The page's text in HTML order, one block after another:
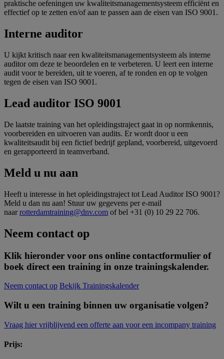
praktische oefeningen uw kwaliteitsmanagementsysteem efficiënt en
effectief op te zetten en/of aan te passen aan de eisen van ISO 9001.
Interne auditor
U kijkt kritisch naar een kwaliteitsmanagementsysteem als interne
auditor om deze te beoordelen en te verbeteren. U leert een interne
audit voor te bereiden, uit te voeren, af te ronden en op te volgen
tegen de eisen van ISO 9001.
Lead auditor ISO 9001
De laatste training van het opleidingstraject gaat in op normkennis,
voorbereiden en uitvoeren van audits. Er wordt door u een
kwaliteitsaudit bij een fictief bedrijf gepland, voorbereid, uitgevoerd
en gerapporteerd in teamverband.
Meld u nu aan
Heeft u interesse in het opleidingstraject tot Lead Auditor ISO 9001?
Meld u dan nu aan! Stuur uw gegevens per e-mail
naarrotterdamtraining@dnv.com of bel +31 (0) 10 29 22 706.
Neem contact op
Klik hieronder voor ons online contactformulier of
boek direct een training in onze trainingskalender.
Neem contact op Bekijk Trainingskalender
Wilt u een training binnen uw organisatie volgen?
Vraag hier vrijblijvend een offerte aan voor een incompany training
Prijs: